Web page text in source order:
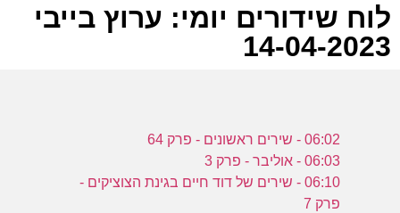
לוח שידורים יומי: ערוץ בייבי
14-04-2023
06:02 - שירים ראשונים - פרק 64
06:03 - אוליבר - פרק 3
06:10 - שירים של דוד חיים בגינת הצוציקים -
פרק 7